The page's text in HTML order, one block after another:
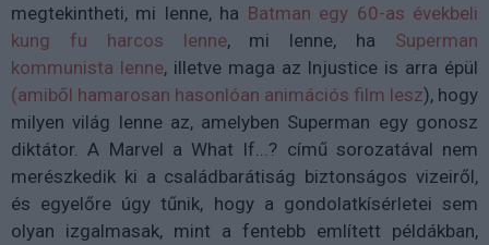
megtekintheti, mi lenne, ha Batman egy 60-as évekbeli
kung fu harcos lenne, mi lenne, ha Superman
kommunista lenne, illetve maga az Injustice is arra épül
(amiből hamarosan hasonlóan animációs film lesz), hogy
milyen világ lenne az, amelyben Superman egy gonosz
diktátor. A Marvel a What If...? című sorozatával nem
merészkedik ki a családbarátiság biztonságos vizeiről,
és egyelőre úgy tűnik, hogy a gondolatkísérletei sem
olyan izgalmasak, mint a fentebb említett példákban,